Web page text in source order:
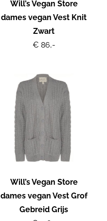
Will’s Vegan Store
dames vegan Vest Knit
Zwart
€ 86,-
Will’s Vegan Store
dames vegan Vest Grof
Gebreid Grijs